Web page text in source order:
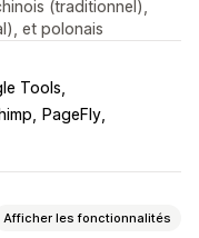
(traditionnel),
et polonais
Tools
PageFly
Afficher les fonctionnalités